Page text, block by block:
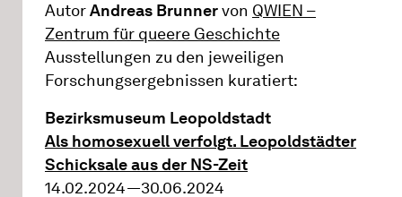
AutorAndreas Brunnervon QWIEN –
Zentrum für queere Geschichte
Ausstellungen zu den jeweiligen
Forschungsergebnissen kuratiert:
Bezirksmuseum Leopoldstadt
Als homosexuell verfolgt. Leopoldstädter
Schicksale aus der NS-Zeit
14.02.2024—30.06.2024